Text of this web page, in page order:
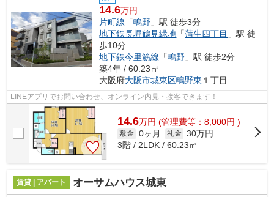
14.6万円
片町線 「鴫野 」駅 徒歩3分
地下鉄長堀鶴見緑地 「蒲生四丁目 」駅 徒
歩10分
地下鉄今里筋線 「鴫野 」駅 徒歩2分
築4年 / 60.23㎡
大阪府大阪市城東区鴫野東 １丁目
LINEアプリでお問い合わせ、オンライン内見・接客できます！
14.6万円 (管理費等：8,000円 )
敷金 0ヶ月 礼金 30万円
3階 / 2LDK / 60.23㎡
賃貸 | アパート オーサムハウス城東